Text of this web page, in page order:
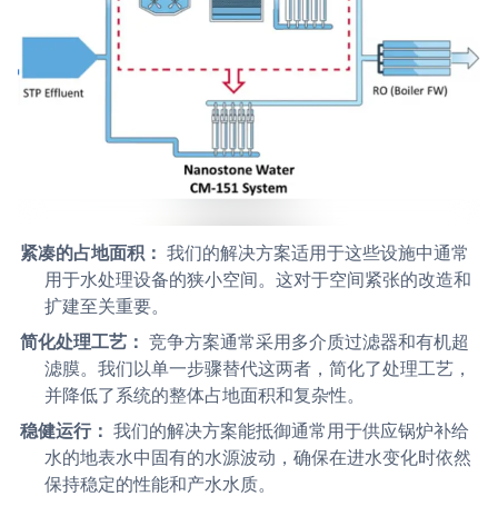
紧凑的占地面积： 我们的解决方案适用于这些设施中通常
用于水处理设备的狭小空间。这对于空间紧张的改造和
扩建至关重要。
简化处理工艺： 竞争方案通常采用多介质过滤器和有机超
滤膜。我们以单一步骤替代这两者，简化了处理工艺，
并降低了系统的整体占地面积和复杂性。
稳健运行： 我们的解决方案能抵御通常用于供应锅炉补给
水的地表水中固有的水源波动，确保在进水变化时依然
保持稳定的性能和产水水质。